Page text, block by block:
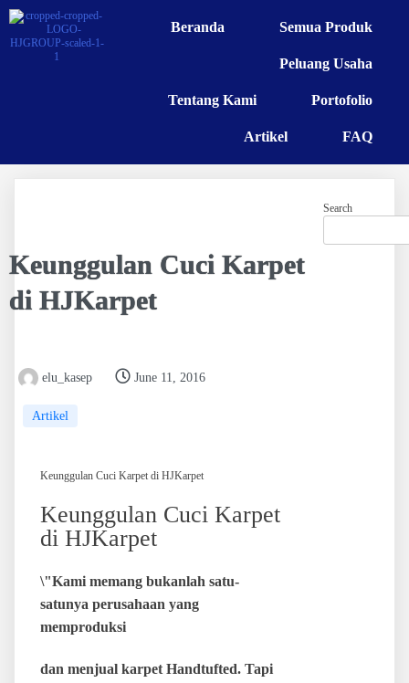
Beranda Semua Produk
Peluang Usaha
Tentang Kami Portofolio
Artikel FAQ
Keunggulan Cuci Karpet
di HJKarpet
elu_kasep June 11, 2016
Artikel
Keunggulan Cuci Karpet di HJKarpet
Keunggulan Cuci Karpet
di HJKarpet
\"Kami memang bukanlah satu-
satunya perusahaan yang
memproduksi
dan menjual karpet Handtufted. Tapi
Search